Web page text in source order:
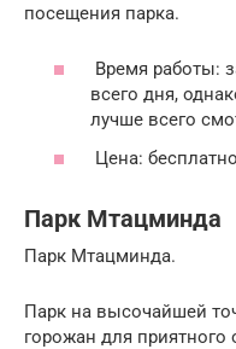
посещения парка.
Время работы:
всего дня,
лучше всего
Цена:
Парк Мтацминда
Парк Мтацминда.
Парк на высочайшей
горожан для приятного